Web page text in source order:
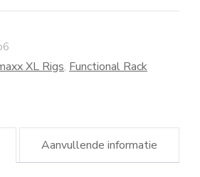
XL Rigs, Functional Rack
Aanvullende informatie